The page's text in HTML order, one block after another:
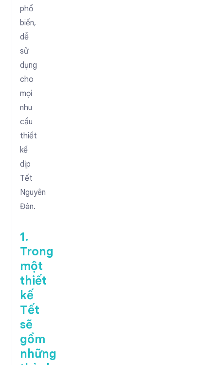
phổ
biến,
dễ
sử
dụng
cho
mọi
nhu
cầu
thiết
kế
dịp
Tết
Nguyên
Đán.
1.
Trong
một
thiết
kế
Tết
sẽ
gồm
những